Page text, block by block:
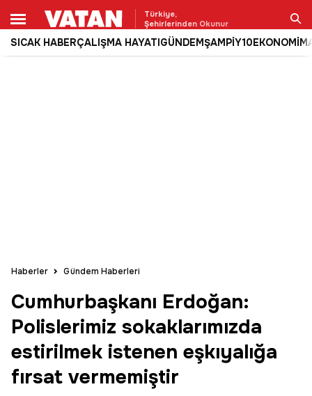
Türkiye,
Şehirlerinden Okunur
SICAK HABERÇALIŞMA HAYATIGÜNDEMŞAMPİY10EKONOMİ
Ara
Haberler Gündem Haberleri
Cumhurbaşkanı Erdoğan:
Polislerimiz sokaklarımızda
estirilmek istenen eşkıyalığa
fırsat vermemiştir